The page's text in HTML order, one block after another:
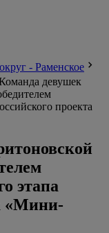
- Раменское
девушек
проекта
этапа
«Мини-